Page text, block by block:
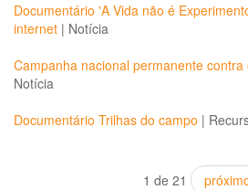
Documentário 'A Vida não é
internet | Notícia
Campanha nacional permanente
Notícia
Documentário Trilhas do campo |
1 de 21